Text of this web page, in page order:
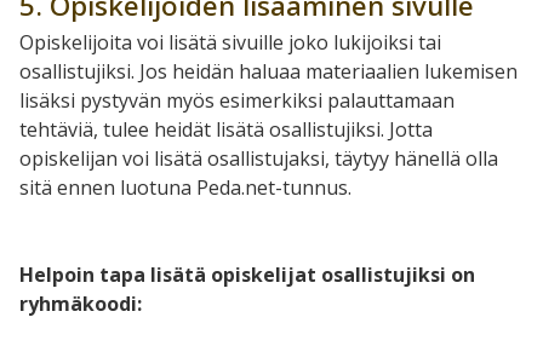
Opiskelijoita voi lisätä sivuille joko lukijoiksi tai
osallistujiksi. Jos heidän haluaa materiaalien lukemisen
lisäksi pystyvän myös esimerkiksi palauttamaan
tehtäviä, tulee heidät lisätä osallistujiksi. Jotta
opiskelijan voi lisätä osallistujaksi, täytyy hänellä olla
sitä ennen luotuna Peda.net-tunnus.
Helpoin tapa lisätä opiskelijat osallistujiksi on
ryhmäkoodi: